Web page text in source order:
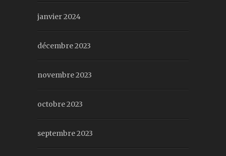
janvier 2024
décembre 2023
novembre 2023
octobre 2023
septembre 2023